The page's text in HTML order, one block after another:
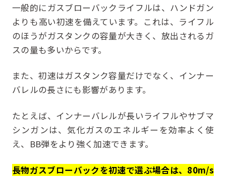
一般的にガスブローバックライフルは、ハンドガン
よりも高い初速を備えています。これは、ライフル
のほうがガスタンクの容量が大きく、放出されるガ
スの量も多いからです。
また、初速はガスタンク容量だけでなく、インナー
バレルの長さにも影響があります。
たとえば、インナーバレルが長いライフルやサブマ
シンガンは、気化ガスのエネルギーを効率よく使
え、BB弾をより強く加速できます。
長物ガスブローバックを初速で選ぶ場合は、80m/s